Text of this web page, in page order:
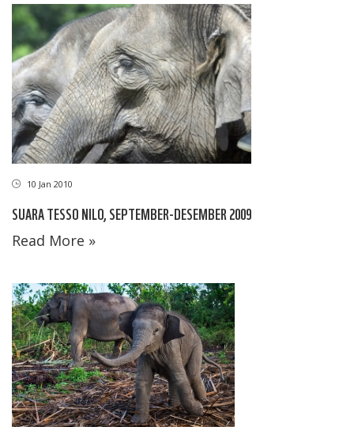
10 Jan 2010
SUARA TESSO NILO, SEPTEMBER-DESEMBER 2009
Read More »